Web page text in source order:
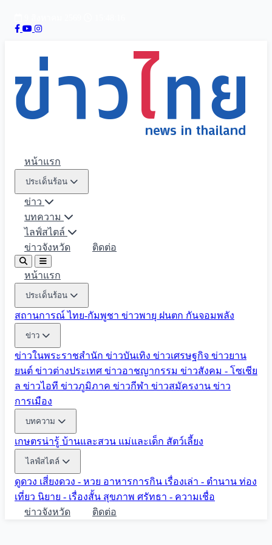
หน้าแรก
ประเด็นร้อน
ข่าว
บทความ
ไลฟ์สไตล์
ข่าวจังหวัด
ติดต่อ
หน้าแรก
ประเด็นร้อน
สถานการณ์ ไทย-กัมพูชา ข่าวพายุ ฝนตก กันจอมพลัง
ข่าว
ข่าวในพระราชสำนัก ข่าวบันเทิง ข่าวเศรษฐกิจ ข่าวยาน
ยนต์ ข่าวต่างประเทศ ข่าวอาชญากรรม ข่าวสังคม - โซเชีย
ล ข่าวไอที ข่าวภูมิภาค ข่าวกีฬา ข่าวสมัครงาน ข่าว
การเมือง
บทความ
เกษตรน่ารู้ บ้านและสวน แม่และเด็ก สัตว์เลี้ยง
ไลฟ์สไตล์
ดูดวง เสี่ยงดวง - หวย อาหารการกิน เรื่องเล่า - ตำนาน ท่อง
เที่ยว นิยาย - เรื่องสั้น สุขภาพ ศรัทธา - ความเชื่อ
ข่าวจังหวัด
ติดต่อ